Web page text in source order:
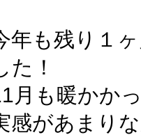
年も残り１
た！
月も暖かか
感があまり